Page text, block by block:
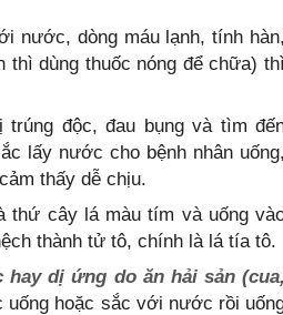
nước, dòng máu lạnh, tính hàn,
thì dùng thuốc nóng để chữa) thì
độc, đau bụng và tìm
lấy nước cho bệnh nhân uống,
thấy dễ chịu.
cây lá màu tím và uống
thành tử tô, chính là lá tía tô.
dị ứng do ăn hải sản (cua,
hoặc sắc với nước rồi